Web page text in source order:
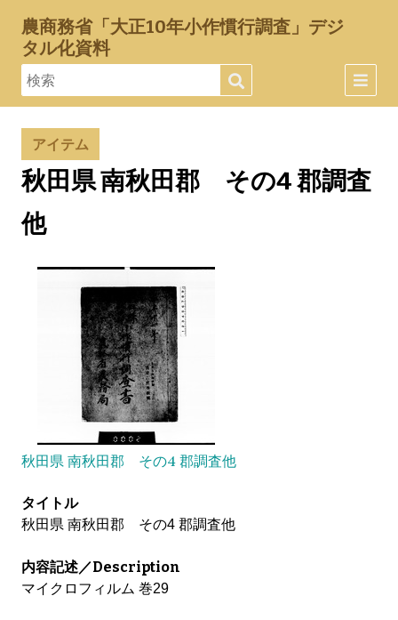
農商務省「大正10年小作慣行調査」デジ
タル化資料
秋田県 南秋田郡 その4 郡調査
他
アイテム
タイトル
秋田県 南秋田郡 その4 郡調査他
内容記述／Description
マイクロフィルム 巻29
秋田県 南秋田郡 その4 郡調査他